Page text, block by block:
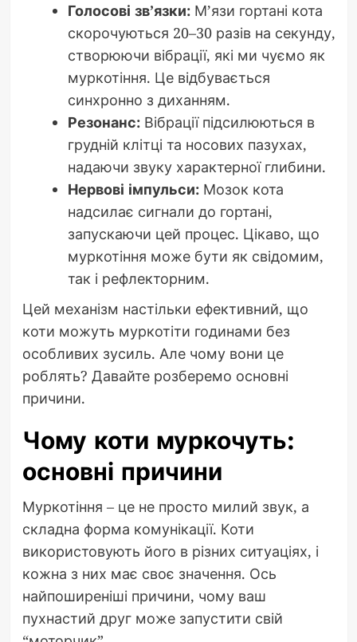
Голосові зв’язки:М’язи гортані кота
скорочуються 20–30 разів на секунду,
створюючи вібрації, які ми чуємо як
муркотіння. Це відбувається
синхронно з диханням.
Резонанс:Вібрації підсилюються в
грудній клітці та носових пазухах,
надаючи звуку характерної глибини.
Нервові імпульси:Мозок кота
надсилає сигнали до гортані,
запускаючи цей процес. Цікаво, що
муркотіння може бути як свідомим,
так і рефлекторним.
Цей механізм настільки ефективний, що
коти можуть муркотіти годинами без
особливих зусиль. Але чому вони це
роблять? Давайте розберемо основні
причини.
Чому коти муркочуть:
основні причини
Муркотіння – це не просто милий звук, а
складна форма комунікації. Коти
використовують його в різних ситуаціях, і
кожна з них має своє значення. Ось
найпоширеніші причини, чому ваш
пухнастий друг може запустити свій